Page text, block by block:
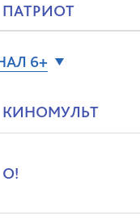
ПАТРИОТ
6+
КИНОМУЛЬТ
О!